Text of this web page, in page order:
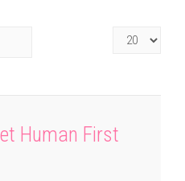
Toon
Human First